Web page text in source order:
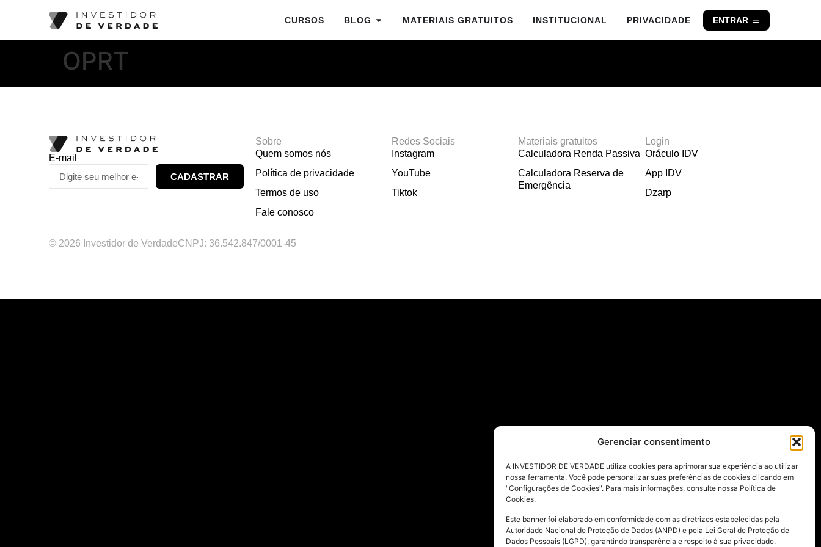
Gerenciar consentimento
A INVESTIDOR DE VERDADE utiliza cookies para aprimorar sua experiência ao utilizar
nossa ferramenta. Você pode personalizar suas preferências de cookies clicando em
"Configurações de Cookies". Para mais informações, consulte nossa Política de
Cookies.
Este banner foi elaborado em conformidade com as diretrizes estabelecidas pela
Autoridade Nacional de Proteção de Dados (ANPD) e pela Lei Geral de Proteção de
Dados Pessoais (LGPD), garantindo transparência e respeito à sua privacidade.
CURSOS BLOG MATERIAIS GRATUITOS INSTITUCIONAL PRIVACIDADE ENTRAR
OPRT
E-mail
CADASTRAR
Sobre
Quem somos nós
Política de privacidade
Termos de uso
Fale conosco
Redes Sociais
Instagram
YouTube
Tiktok
Materiais gratuitos
Calculadora Renda Passiva
Calculadora Reserva de
Emergência
Login
Oráculo IDV
App IDV
Dzarp
© 2026 Investidor de VerdadeCNPJ: 36.542.847/0001-45